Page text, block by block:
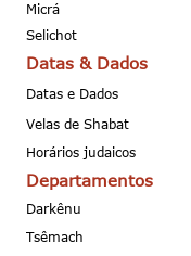
Micrá
Selichot
Datas & Dados
Datas e Dados
Velas de Shabat
Horários judaicos
Departamentos
Darkênu
Tsêmach